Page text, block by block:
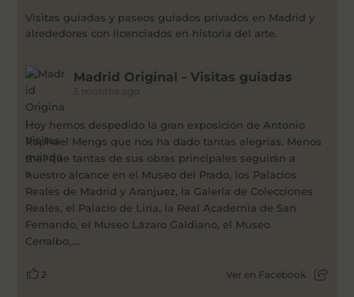
Visitas guiadas y paseos guiados privados en Madrid y
alrededores con licenciados en historia del arte.
Madrid Original - Visitas guiadas
Hoy hemos despedido la gran exposición de Antonio
Raphael Mengs que nos ha dado tantas alegrías. Menos
mal que tantas de sus obras principales seguirán a
nuestro alcance en el Museo del Prado, los Palacios
Reales de Madrid y Aranjuez, la Galería de Colecciones
Reales, el Palacio de Liria, la Real Academia de San
Fernando, el Museo Lázaro Galdiano, el Museo
Cerralbo,....
2 Ver en Facebook